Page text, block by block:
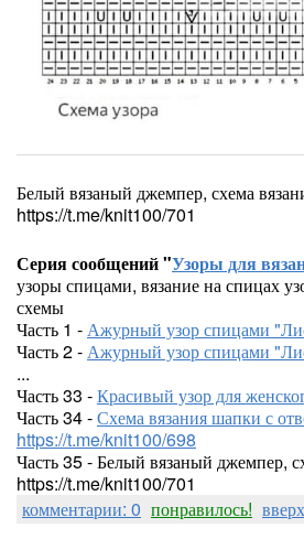
Белый вязаный джемпер, схема
https://t.me/knit100/701
Серия сообщений "Узоры для
узоры спицами, вязание на спицах
схемы
Часть 1 - Ажурный узор спицами
Часть 2 - Ажурный узор спицами
...
Часть 33 -Красивый узор для
Часть 34 -Схема вязания шапки с
https://t.me/knit100/698
Часть 35 - Белый вязаный джемпер,
https://t.me/knit100/701
комментарии: 0 понравилось!